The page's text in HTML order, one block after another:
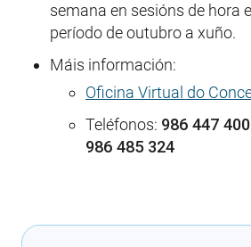
semana en sesións de hora
período de outubro a xuño.
Máis información:
Oficina Virtual do
Teléfonos: 986 447 400
986 485 324